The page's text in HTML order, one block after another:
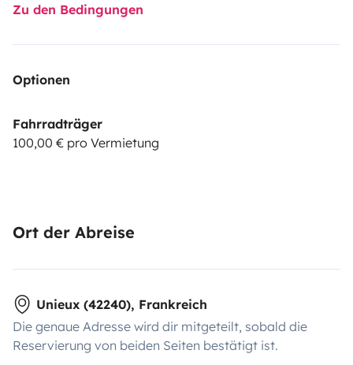
Zu den Bedingungen
Optionen
Fahrradträger
100,00 € pro Vermietung
Ort der Abreise
Unieux (42240), Frankreich
Die genaue Adresse wird dir mitgeteilt, sobald die
Reservierung von beiden Seiten bestätigt ist.